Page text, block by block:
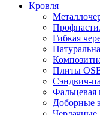
Кровля
Гибкая
Плиты
Сэндвич-
Фальцевая
Доборные